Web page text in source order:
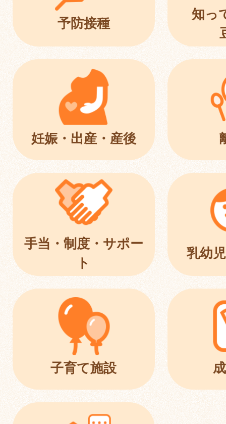
予防接種
知っ
妊娠・出産・産後
手当・制度・サポー
ト
乳幼
子育て施設